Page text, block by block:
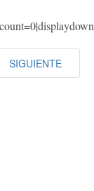
SIGUIENTE